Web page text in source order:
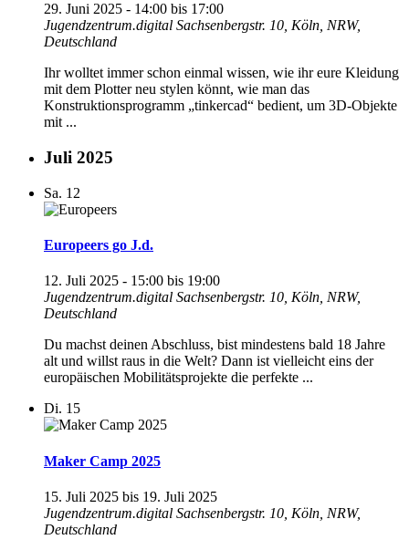
29. Juni 2025 - 14:00 bis 17:00
Jugendzentrum.digital Sachsenbergstr. 10, Köln, NRW,
Deutschland
Ihr wolltet immer schon einmal wissen, wie ihr eure Kleidung
mit dem Plotter neu stylen könnt, wie man das
Konstruktionsprogramm „tinkercad“ bedient, um 3D-Objekte
mit ...
Juli 2025
Sa. 12
Europeers go J.d.
12. Juli 2025 - 15:00 bis 19:00
Jugendzentrum.digital Sachsenbergstr. 10, Köln, NRW,
Deutschland
Du machst deinen Abschluss, bist mindestens bald 18 Jahre
alt und willst raus in die Welt? Dann ist vielleicht eins der
europäischen Mobilitätsprojekte die perfekte ...
Di. 15
Maker Camp 2025
15. Juli 2025 bis 19. Juli 2025
Jugendzentrum.digital Sachsenbergstr. 10, Köln, NRW,
Deutschland